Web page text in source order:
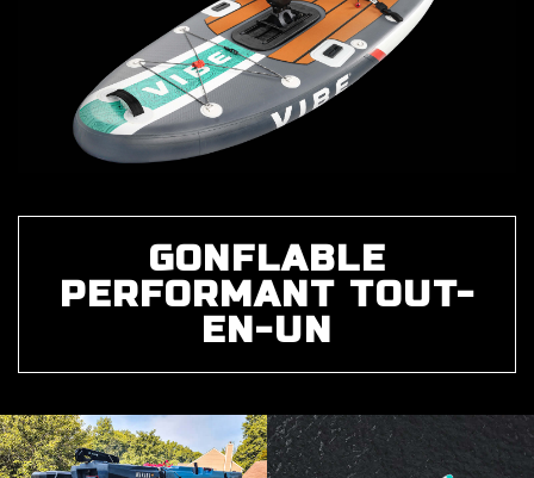
GONFLABLE
PERFORMANT TOUT-
EN-UN